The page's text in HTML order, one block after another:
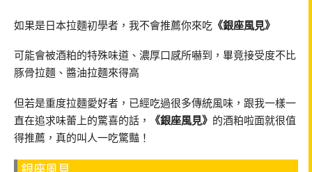
如果是日本拉麵初學者，我不會推薦你來吃 《銀座風見》
可能會被酒粕的特殊味道、濃厚口感所嚇到，畢竟接受度不比
豚骨拉麵、醬油拉麵來得高
但若是重度拉麵愛好者，已經吃過很多傳統風味，跟我一樣一
直在追求味蕾上的驚喜的話，
《銀座風見》 的酒粕啦面就很值
得推薦，真的叫人一吃驚豔！